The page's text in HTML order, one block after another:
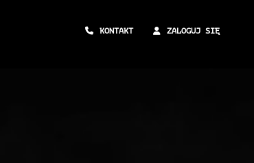
KONTAKT ZALOGUJ SIĘ